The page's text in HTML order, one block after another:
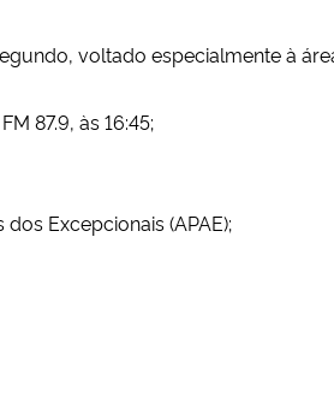
voltado especialmente à
87.9, às 16:45;
Excepcionais (APAE);